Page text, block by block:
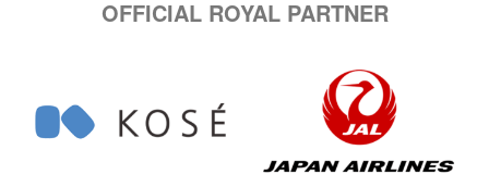
OFFICIAL ROYAL PARTNER